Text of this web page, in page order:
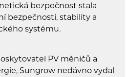
bezpečnost stala
bezpečnosti, stability a
systému.
PV měničů a
Sungrow nedávno vydal